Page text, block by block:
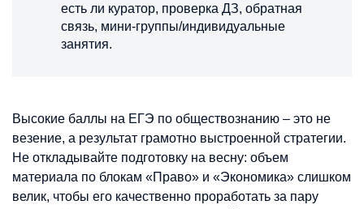
есть ли куратор, проверка ДЗ, обратная
связь, мини-группы/индивидуальные
занятия.
Высокие баллы на ЕГЭ по обществознанию – это не
везение, а результат грамотно выстроенной стратегии.
Не откладывайте подготовку на весну: объем
материала по блокам «Право» и «Экономика» слишком
велик, чтобы его качественно проработать за пару